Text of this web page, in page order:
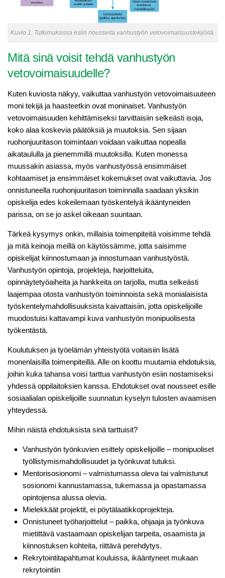
Kuvio 1. Tutkimuksissa esiin nousseita vanhustyön vetovoimaisuustekijöitä.
Mitä sinä voisit tehdä vanhustyön
vetovoimaisuudelle?
Kuten kuviosta näkyy, vaikuttaa vanhustyön vetovoimaisuuteen
moni tekijä ja haasteetkin ovat moninaiset. Vanhustyön
vetovoimaisuuden kehittämiseksi tarvittaisiin selkeästi isoja,
koko alaa koskevia päätöksiä ja muutoksia. Sen sijaan
ruohonjuuritason toimintaan voidaan vaikuttaa nopealla
aikataululla ja pienemmillä muutoksilla. Kuten monessa
muussakin asiassa, myös vanhustyössä ensimmäiset
kohtaamiset ja ensimmäiset kokemukset ovat vaikuttavia. Jos
onnistuneella ruohonjuuritason toiminnalla saadaan yksikin
opiskelija edes kokeilemaan työskentelyä ikääntyneiden
parissa, on se jo askel oikeaan suuntaan.
Tärkeä kysymys onkin, millaisia toimenpiteitä voisimme tehdä
ja mitä keinoja meillä on käytössämme, jotta saisimme
opiskelijat kiinnostumaan ja innostumaan vanhustyöstä.
Vanhustyön opintoja, projekteja, harjoitteluita,
opinnäytetyöaiheita ja hankkeita on tarjolla, mutta selkeästi
laajempaa otosta vanhustyön toiminnoista sekä monialaisista
työskentelymahdollisuuksista kaivattaisiin, jotta opiskelijoille
muodostuisi kattavampi kuva vanhustyön monipuolisesta
työkentästä.
Koulutuksen ja työelämän yhteistyötä voitaisiin lisätä
monenlaisilla toimenpiteillä. Alle on koottu muutamia ehdotuksia,
joihin kuka tahansa voisi tarttua vanhustyön esiin nostamiseksi
yhdessä oppilaitoksien kanssa. Ehdotukset ovat nousseet esille
sosiaalialan opiskelijoille suunnatun kyselyn tulosten avaamisen
yhteydessä.
Mihin näistä ehdotuksista sinä tarttuisit?
Vanhustyön työnkuvien esittely opiskelijoille – monipuoliset
työllistymismahdollisuudet ja työnkuvat tutuksi.
Mentorisosionomi – valmistumassa oleva tai valmistunut
sosionomi kannustamassa, tukemassa ja opastamassa
opintojensa alussa olevia.
Mielekkäät projektit, ei pöytälaatikkoprojekteja.
Onnistuneet työharjoittelut – paikka, ohjaaja ja työnkuva
mietittävä vastaamaan opiskelijan tarpeita, osaamista ja
kiinnostuksen kohteita, riittävä perehdytys.
Rekrytointitapahtumat kouluissa, ikääntyneet mukaan
rekrytointiin